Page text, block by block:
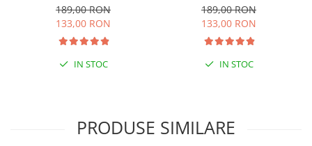
189,00 RON
133,00 RON
IN STOC
189,00 RON
133,00 RON
IN STOC
PRODUSE SIMILARE